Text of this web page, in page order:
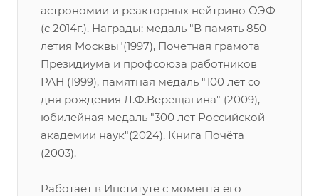
астрономии и реакторных нейтрино ОЭФ
(с 2014г.). Награды: медаль "В память 850-
летия Москвы"(1997), Почетная грамота
Президиума и профсоюза работников
РАН (1999), памятная медаль "100 лет со
дня рождения Л.Ф.Верещагина" (2009),
юбилейная медаль "300 лет Российской
академии наук"(2024). Книга Почёта
(2003).
Работает в Институте с момента его